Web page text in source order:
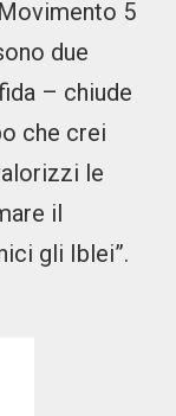
5
due
– chiude
che crei
le
il
gli Iblei”.